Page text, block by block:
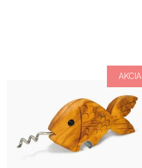
AKCIA
Keď je chuť na vínko, bez vývrtky to
nepôjde. Naša drevená vývrtka v
tvare rybky je funkčný a vďaka
kresbe olivového dreva aj
dizajnérsky veľmi...
Dostupnosť:
Skladom 3